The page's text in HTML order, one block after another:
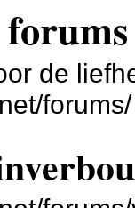
de
forums/